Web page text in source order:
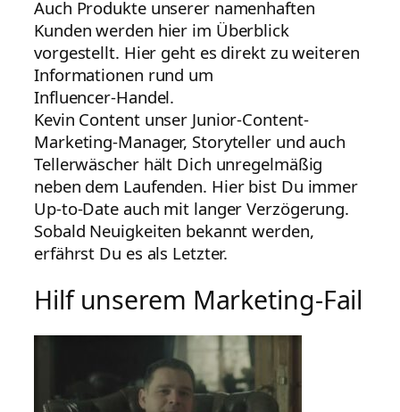
Auch Produkte unserer namenhaften
Kunden werden hier im Überblick
vorgestellt. Hier geht es direkt zu weiteren
Informationen rund um
Influencer-Handel.
Kevin Content unser Junior-Content-
Marketing-Manager, Storyteller und auch
Tellerwäscher hält Dich unregelmäßig
neben dem Laufenden. Hier bist Du immer
Up-to-Date auch mit langer Verzögerung.
Sobald Neuigkeiten bekannt werden,
erfährst Du es als Letzter.
Hilf unserem Marketing-Fail